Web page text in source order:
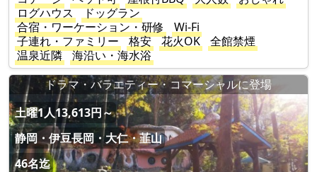
ログハウス
ドッグラン
合宿・ワーケーション・研修
Wi-Fi
子連れ・ファミリー
格安 花火OK
全館禁煙
温泉近隣
海沿い・海水浴
ドラマ・バラエティー・コマーシャルに登場
土曜1人13,613円～
静岡・伊豆長岡・大仁・韮山
46名迄